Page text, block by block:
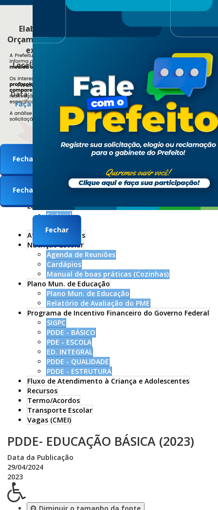
Você está aqui: Secretarias
Educação
Programa de Incentivo Financeiro do Governo Federal
PDDE Básico
PDDE- EDUCAÇÃO BÁSICA (2023)
EDUCAÇÃO
Secretaria
Certificados (Servidores)
CMES
CACS - Fundeb
Editais
Educação Superior
Legislação
Federal
Municipal
Atos Normativos
Nutrição Escolar
Agenda de Reuniões
Cardápios
Manual de boas práticas (Cozinhas)
Plano Mun. de Educação
Plano Mun. de Educação
Relatório de Avaliação do PME
Programa de Incentivo Financeiro do Governo Federal
SIGPC
PDDE - BÁSICO
PDE - ESCOLA
ED. INTEGRAL
PDDE - QUALIDADE
PDDE - ESTRUTURA
Fluxo de Atendimento à Criança e Adolescentes
Recursos
Termo/Acordos
Transporte Escolar
Vagas (CMEI)
PDDE- EDUCAÇÃO BÁSICA (2023)
Data da Publicação
29/04/2024
2023
Fechar
CONVITE
AUDIÊNCIA PÚBLICA
Elaboração do Projeto de Lei do
Orçamento Geral do Município para o
exercício financeiro de 2027.
Local:
[LOCALIZAÇÃO]
Avenida Maringá, n.º 660 - Jd. Europa
Data: 18/08/2026 (terça-feira) às 14:00hs.
Faça sua sugestão para o PLOA 2027.
Clique aqui!
Fechar
Fechar
Fechar